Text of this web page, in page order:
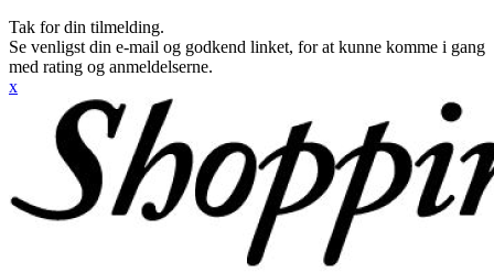
Tak for din tilmelding.
Se venligst din e-mail og godkend linket, for at kunne komme i gang
med rating og anmeldelserne.
x